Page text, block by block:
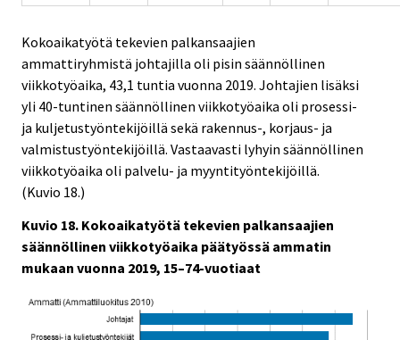
Kokoaikatyötä tekevien palkansaajien
ammattiryhmistä johtajilla oli pisin säännöllinen
viikkotyöaika, 43,1 tuntia vuonna 2019. Johtajien lisäksi
yli 40-tuntinen säännöllinen viikkotyöaika oli prosessi-
ja kuljetustyöntekijöillä sekä rakennus-, korjaus- ja
valmistustyöntekijöillä. Vastaavasti lyhyin säännöllinen
viikkotyöaika oli palvelu- ja myyntityöntekijöillä.
(Kuvio 18.)
Kuvio 18. Kokoaikatyötä tekevien palkansaajien
säännöllinen viikkotyöaika päätyössä ammatin
mukaan vuonna 2019, 15–74-vuotiaat